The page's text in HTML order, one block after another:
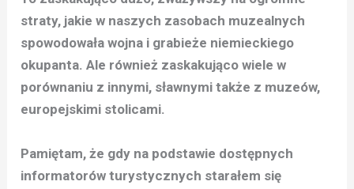
straty, jakie w naszych zasobach muzealnych
spowodowała wojna i grabieże niemieckiego
okupanta. Ale również zaskakująco wiele w
porównaniu z innymi, sławnymi także z muzeów,
europejskimi stolicami.
Pamiętam, że gdy na podstawie dostępnych
informatorów turystycznych starałem się